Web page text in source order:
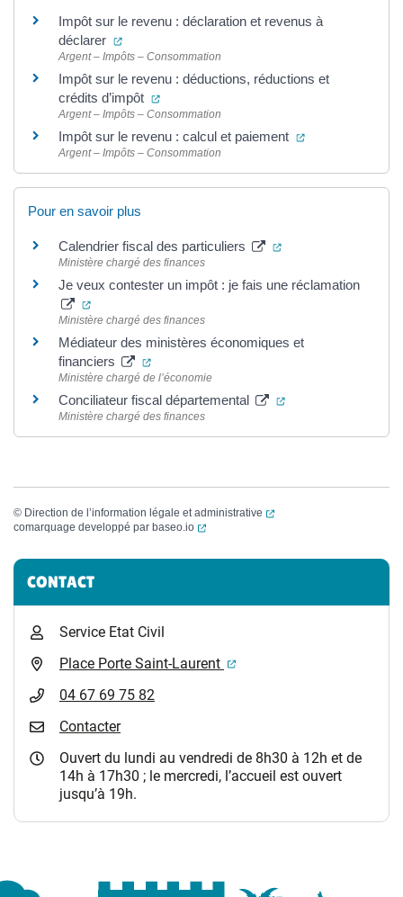
Impôt sur le revenu : déclaration et revenus à
déclarer
(ouverture dans un nouvel onglet)
Argent – Impôts – Consommation
Impôt sur le revenu : déductions, réductions et
crédits d’impôt
(ouverture dans un nouvel onglet)
Argent – Impôts – Consommation
Impôt sur le revenu : calcul et paiement (ouverture dans
Argent – Impôts – Consommation
Pour en savoir plus
Calendrier fiscal des particuliers (ouverture dans un
Ministère chargé des finances
Je veux contester un impôt : je fais une réclamation
(ouverture dans un nouvel onglet)
Ministère chargé des finances
Médiateur des ministères économiques et
financiers
(ouverture dans un nouvel onglet)
Ministère chargé de l’économie
Conciliateur fiscal départemental (ouverture dans un
Ministère chargé des finances
© Direction de l’information légale et administrative
(ouverture dans un
comarquage developpé par baseo.io (ouverture dans un nouvel onglet)
Informations complémentaires
CONTACT
Service Etat Civil
Place Porte Saint-Laurent
(ouverture dans un
04 67 69 75 82
Contacter
Ouvert du lundi au vendredi de 8h30 à 12h et de
14h à 17h30 ; le mercredi, l’accueil est ouvert
jusqu’à 19h.